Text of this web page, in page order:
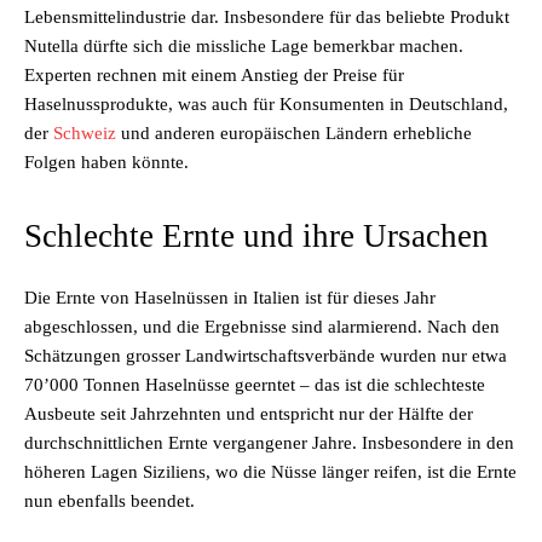
Lebensmittelindustrie dar. Insbesondere für das beliebte Produkt
Nutella dürfte sich die missliche Lage bemerkbar machen.
Experten rechnen mit einem Anstieg der Preise für
Haselnussprodukte, was auch für Konsumenten in Deutschland,
der Schweiz und anderen europäischen Ländern erhebliche
Folgen haben könnte.
Schlechte Ernte und ihre Ursachen
Die Ernte von Haselnüssen in Italien ist für dieses Jahr
abgeschlossen, und die Ergebnisse sind alarmierend. Nach den
Schätzungen grosser Landwirtschaftsverbände wurden nur etwa
70’000 Tonnen Haselnüsse geerntet – das ist die schlechteste
Ausbeute seit Jahrzehnten und entspricht nur der Hälfte der
durchschnittlichen Ernte vergangener Jahre. Insbesondere in den
höheren Lagen Siziliens, wo die Nüsse länger reifen, ist die Ernte
nun ebenfalls beendet.